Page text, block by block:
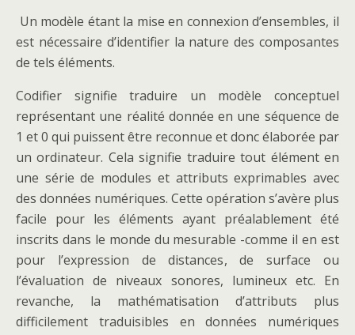
Un modèle étant la mise en connexion d’ensembles, il
est nécessaire d’identifier la nature des composantes
de tels éléments.
Codifier signifie traduire un modèle conceptuel
représentant une réalité donnée en une séquence de
1 et 0 qui puissent être reconnue et donc élaborée par
un ordinateur. Cela signifie traduire tout élément en
une série de modules et attributs exprimables avec
des données numériques. Cette opération s’avère plus
facile pour les éléments ayant préalablement été
inscrits dans le monde du mesurable -comme il en est
pour l’expression de distances, de surface ou
l’évaluation de niveaux sonores, lumineux etc. En
revanche, la mathématisation d’attributs plus
difficilement traduisibles en données numériques